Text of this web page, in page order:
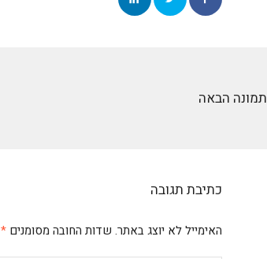
תמונה הבאה
כתיבת תגובה
האימייל לא יוצג באתר. שדות החובה מסומנים*